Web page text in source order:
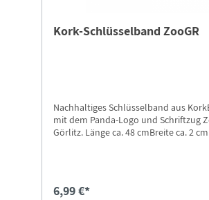
Kork-Schlüsselband ZooGR
Nachhaltiges Schlüsselband aus
mit dem Panda-Logo und Schriftzug
Görlitz. Länge ca. 48 cmBreite ca. 2 cm
6,99 €*